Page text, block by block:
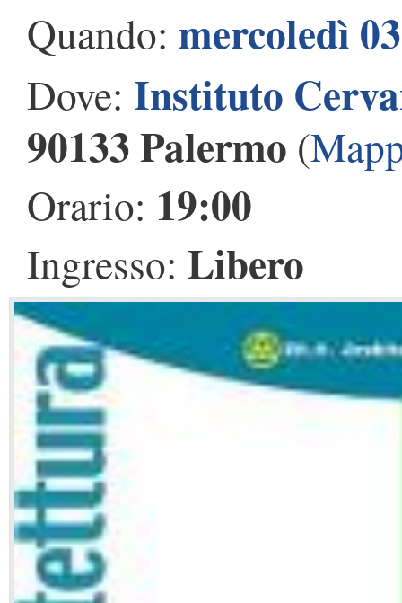
Quando: mercoledì
Dove: Instituto
90133 Palermo (
Orario: 19:00
Ingresso: Libero